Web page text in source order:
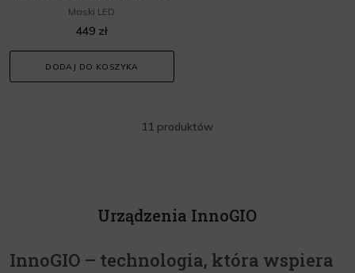
Maski LED
449 zł
DODAJ DO KOSZYKA
11 produktów
Urządzenia InnoGIO
InnoGIO – technologia, która wspiera